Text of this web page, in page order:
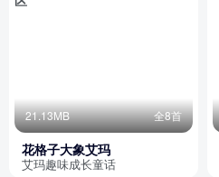
21.13MB 全8首
花格子大象艾玛
艾玛趣味成长童话